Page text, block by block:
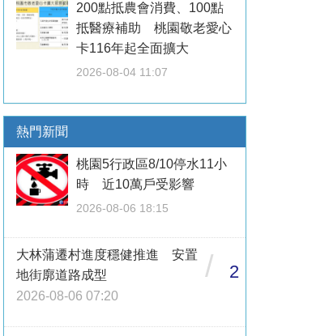
200點抵農會消費、100點
抵醫療補助 桃園敬老愛心
卡116年起全面擴大
2026-08-04 11:07
熱門新聞
桃園5行政區8/10停水11小
時 近10萬戶受影響
2026-08-06 18:15
大林蒲遷村進度穩健推進 安置
地街廓道路成型
2026-08-06 07:20
/ 2